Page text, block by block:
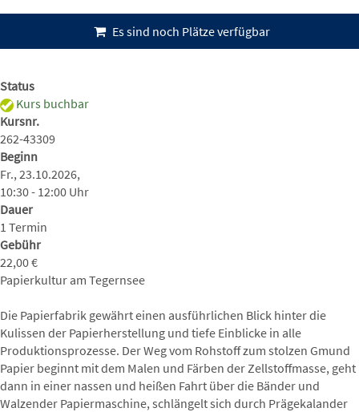
Es sind noch Plätze verfügbar
Status
Kurs buchbar
Kursnr.
262-43309
Beginn
Fr., 23.10.2026,
10:30 - 12:00 Uhr
Dauer
1 Termin
Gebühr
22,00 €
Papierkultur am Tegernsee
Die Papierfabrik gewährt einen ausführlichen Blick hinter die
Kulissen der Papierherstellung und tiefe Einblicke in alle
Produktionsprozesse. Der Weg vom Rohstoff zum stolzen Gmund
Papier beginnt mit dem Malen und Färben der Zellstoffmasse, geht
dann in einer nassen und heißen Fahrt über die Bänder und
Walzender Papiermaschine, schlängelt sich durch Prägekalander